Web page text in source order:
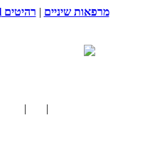
מרפאות שיניים | רהיטים DigiMarket.co.il
|
|